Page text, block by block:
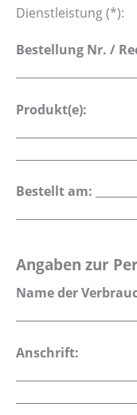
Dienstleistung (*):
Bestellung Nr. /
Produkt(e):
Bestellt am:
Angaben zur
Name der
Anschrift: